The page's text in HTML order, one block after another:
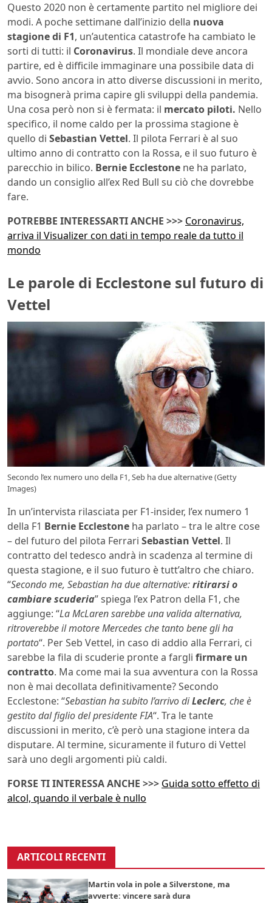
Questo 2020 non è certamente partito nel migliore dei
modi. A poche settimane dall’inizio della nuova
stagione di F1, un’autentica catastrofe ha cambiato le
sorti di tutti: il Coronavirus. Il mondiale deve ancora
partire, ed è difficile immaginare una possibile data di
avvio. Sono ancora in atto diverse discussioni in merito,
ma bisognerà prima capire gli sviluppi della pandemia.
Una cosa però non si è fermata: il mercato piloti. Nello
specifico, il nome caldo per la prossima stagione è
quello di Sebastian Vettel. Il pilota Ferrari è al suo
ultimo anno di contratto con la Rossa, e il suo futuro è
parecchio in bilico. Bernie Ecclestone ne ha parlato,
dando un consiglio all’ex Red Bull su ciò che dovrebbe
fare.
POTREBBE INTERESSARTI ANCHE >>> Coronavirus,
arriva il Visualizer con dati in tempo reale da tutto il
mondo
Le parole di Ecclestone sul futuro di
Vettel
Secondo l’ex numero uno della F1, Seb ha due alternative (Getty
Images)
In un’intervista rilasciata per F1-insider, l’ex numero 1
della F1 Bernie Ecclestone ha parlato – tra le altre cose
– del futuro del pilota Ferrari Sebastian Vettel. Il
contratto del tedesco andrà in scadenza al termine di
questa stagione, e il suo futuro è tutt’altro che chiaro.
“Secondo me, Sebastian ha due alternative:ritirarsi o
cambiare scuderia” spiega l’ex Patron della F1, che
aggiunge: “La McLaren sarebbe una valida alternativa,
ritroverebbe il motore Mercedes che tanto bene gli ha
portato“. Per Seb Vettel, in caso di addio alla Ferrari, ci
sarebbe la fila di scuderie pronte a fargli firmare un
contratto. Ma come mai la sua avventura con la Rossa
non è mai decollata definitivamente? Secondo
Ecclestone: “Sebastian ha subito l’arrivo diLeclerc, che è
gestito dal figlio del presidente FIA“. Tra le tante
discussioni in merito, c’è però una stagione intera da
disputare. Al termine, sicuramente il futuro di Vettel
sarà uno degli argomenti più caldi.
FORSE TI INTERESSA ANCHE >>> Guida sotto effetto di
alcol, quando il verbale è nullo
ARTICOLI RECENTI
Martin vola in pole a Silverstone, ma
avverte: vincere sarà dura